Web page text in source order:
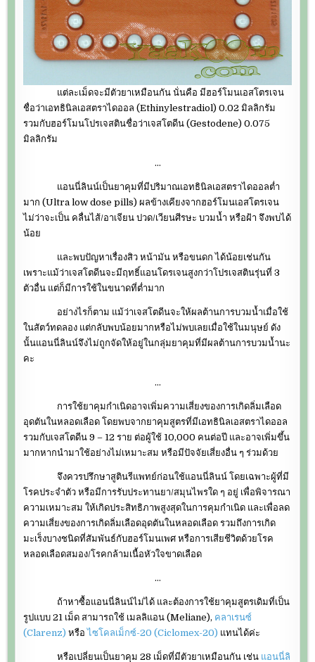
แต่ละเม็ดจะมีตัวยาเหมือนกัน นั่นคือ มีฮอร์โมนเอสโตรเจน
ชื่อว่าเอทธินิลเอสตราไดออล (Ethinylestradiol) 0.02 มิลลิกรัม
รวมกับฮอร์โมนโปรเจสตินชื่อว่าเจสโตดีน (Gestodene) 0.075
มิลลิกรัม
…
แอนนี่ลินน์เป็นยาคุมที่มีปริมาณเอทธินิลเอสตราไดออลต่ำ
มาก (Ultra low dose pills) ผลข้างเคียงจากฮอร์โมนเอสโตรเจน
ไม่ว่าจะเป็น คลื่นไส้/อาเจียน ปวด/เวียนศีรษะ บวมน้ำ หรือฝ้า จึงพบได้
น้อย
และพบปัญหาเรื่องสิว หน้ามัน หรือขนดก ได้น้อยเช่นกัน
เพราะแม้ว่าเจสโตดีนจะมีฤทธิ์แอนโดรเจนสูงกว่าโปรเจสตินรุ่นที่ 3
ตัวอื่น แต่ก็มีการใช้ในขนาดที่ต่ำมาก
อย่างไรก็ตาม แม้ว่าเจสโตดีนจะให้ผลต้านการบวมน้ำเมื่อใช้
ในสัตว์ทดลอง แต่กลับพบน้อยมากหรือไม่พบเลยเมื่อใช้ในมนุษย์ ดัง
นั้นแอนนี่ลินน์จึงไม่ถูกจัดให้อยู่ในกลุ่มยาคุมที่มีผลต้านการบวมน้ำนะ
คะ
…
การใช้ยาคุมกำเนิดอาจเพิ่มความเสี่ยงของการเกิดลิ่มเลือด
อุดตันในหลอดเลือด โดยพบจากยาคุมสูตรที่มีเอทธินิลเอสตราไดออล
รวมกับเจสโตดีน 9 – 12 ราย ต่อผู้ใช้ 10,000 คนต่อปี และอาจเพิ่มขึ้น
มากหากนำมาใช้อย่างไม่เหมาะสม หรือมีปัจจัยเสี่ยงอื่น ๆ ร่วมด้วย
จึงควรปรึกษาสูตินรีแพทย์ก่อนใช้แอนนี่ลินน์ โดยเฉพาะผู้ที่มี
โรคประจำตัว หรือมีการรับประทานยา/สมุนไพรใด ๆ อยู่ เพื่อพิจารณา
ความเหมาะสม ให้เกิดประสิทธิภาพสูงสุดในการคุมกำเนิด และเพื่อลด
ความเสี่ยงของการเกิดลิ่มเลือดอุดตันในหลอดเลือด รวมถึงการเกิด
มะเร็งบางชนิดที่สัมพันธ์กับฮอร์โมนเพศ หรือการเสียชีวิตด้วยโรค
หลอดเลือดสมอง/โรคกล้ามเนื้อหัวใจขาดเลือด
…
ถ้าหาซื้อแอนนี่ลินน์ไม่ได้ และต้องการใช้ยาคุมสูตรเดิมที่เป็น
รูปแบบ 21 เม็ด สามารถใช้ เมลลิแอน (Meliane), คลาเรนซ์
(Clarenz) หรือไซโคลเม็กซ์-20 (Ciclomex-20) แทนได้ค่ะ
หรือเปลี่ยนเป็นยาคุม 28 เม็ดที่มีตัวยาเหมือนกัน เช่น แอนนี่ลิ